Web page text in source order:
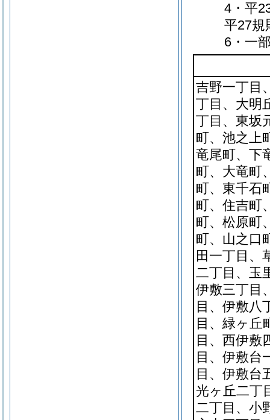
4・平
平27規
6・一
吉野一丁目
丁目、大明
丁目、東坂
町、池之上
竜尾町、下
町、大竜町
町、東千石
町、住吉町
町、松原町
町、山之口
田一丁目、
二丁目、玉
伊敷三丁目
目、伊敷八
目、緑ヶ丘
目、西伊敷
目、伊敷台
目、伊敷台
光ヶ丘二丁
二丁目、小